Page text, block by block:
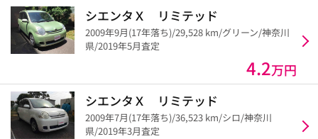
シエンタＸ リミテッド
2009年9月(17年落ち)/29,528 km/グリーン/神奈川
県/2019年5月査定
4.2万円
シエンタＸ リミテッド
2009年7月(17年落ち)/36,523 km/シロ/神奈川
県/2019年3月査定